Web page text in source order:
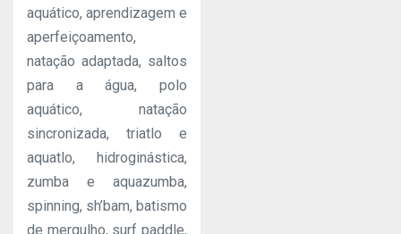
aquático, aprendizagem e
aperfeiçoamento,
natação adaptada, saltos
para a água, polo
aquático, natação
sincronizada, triatlo e
aquatlo, hidroginástica,
zumba e aquazumba,
spinning, sh’bam, batismo
de mergulho, surf paddle,